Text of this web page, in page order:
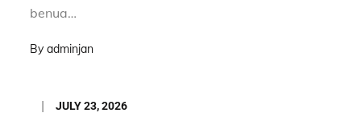
benua…
Byadminjan
Posted
JULY 23, 2026